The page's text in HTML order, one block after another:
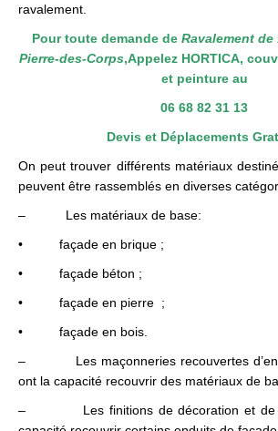
ravalement.
Pour toute demande de Ravalement
Pierre-des-Corps,Appelez HORTICA,
et peinture au
06 68 82 31 13
Devis et Déplacements
On peut trouver différents matériaux
peuvent être rassemblés en diverses
– Les matériaux de base:
• façade en brique ;
• façade béton ;
• façade en pierre ;
• façade en bois.
– Les maçonneries recouvertes
ont la capacité recouvrir des matériaux de
– Les finitions de décoration et de